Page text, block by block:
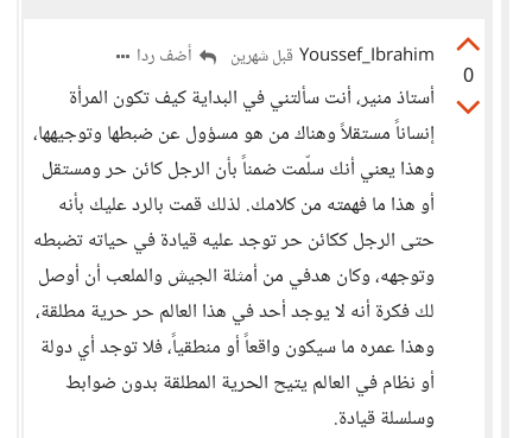
0
Youssef_Ibrahim قبل شهرين أضف ردا
أستاذ منير، أنت سألتني في البداية كيف تكون المرأة
إنساناً مستقلاً وهناك من هو مسؤول عن ضبطها وتوجيهها،
وهذا يعني أنك سلّمت ضمناً بأن الرجل كائن حر ومستقل
أو هذا ما فهمته من كلامك. لذلك قمت بالرد عليك بأنه
حتى الرجل ككائن حر توجد عليه قيادة في حياته تضبطه
وتوجهه، وكان هدفي من أمثلة الجيش والملعب أن أوصل
لك فكرة أنه لا يوجد أحد في هذا العالم حر حرية مطلقة،
وهذا عمره ما سيكون واقعاً أو منطقياً، فلا توجد أي دولة
أو نظام في العالم يتيح الحرية المطلقة بدون ضوابط
وسلسلة قيادة.